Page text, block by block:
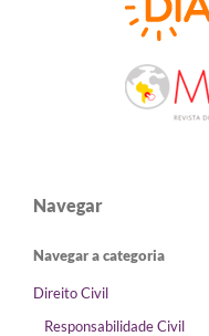
Navegar
Navegar a categoria
Direito Civil
Responsabilidade Civil